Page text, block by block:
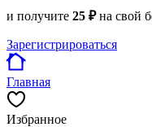
и получите 25 ₽на свой
Зарегистрироваться
Главная
Избранное